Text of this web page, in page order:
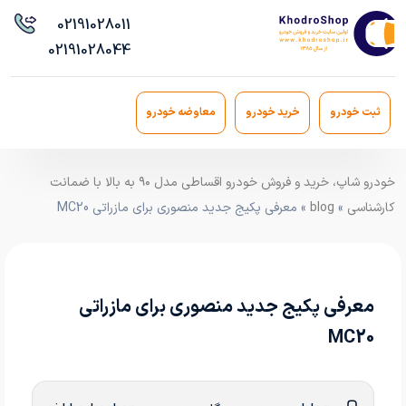
02191028011
02191028044
ثبت خودرو خرید خودرو معاوضه خودرو
خودرو شاپ، خرید و فروش خودرو اقساطی مدل ۹۰ به بالا با ضمانت
کارشناسی »
blog » معرفی پکیج جدید منصوری برای مازراتی MC20
معرفی پکیج جدید منصوری برای مازراتی
MC20